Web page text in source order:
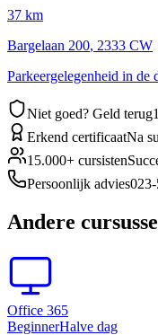
37 km
Bargelaan 200, 2333 CW
Parkeergelegenheid in de
Niet goed? Geld terug
Erkend certificaatNa
15.000+ cursisten
Persoonlijk advies
Andere
Office 365
BeginnerHalve dag